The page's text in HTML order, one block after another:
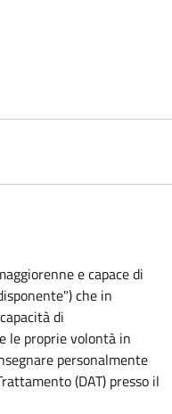
e capace di
che in
di
le proprie volontà in
personalmente
(DAT) presso il